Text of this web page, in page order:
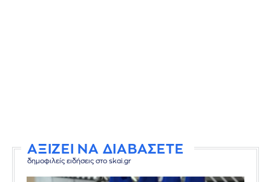
ΑΞΙΖΕΙ ΝΑ ΔΙΑΒΑΣΕΤΕ
δημοφιλείς ειδήσεις στο skai.gr